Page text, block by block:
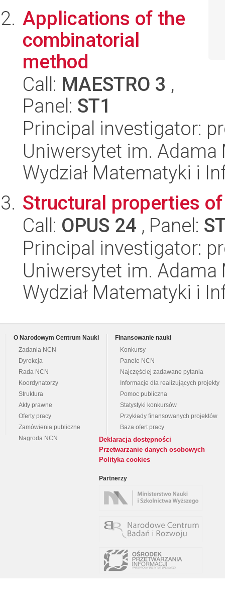
Applications of the
combinatorial
method
Call: MAESTRO 3 ,
Panel: ST1
Principal investigator:
Uniwersytet im.
Wydział Matematyki i
Structural properties
Call: OPUS 24 , Panel:
Principal investigator:
Uniwersytet im.
Wydział Matematyki i
O Narodowym Centrum Nauki
Zadania NCN
Dyrekcja
Rada NCN
Koordynatorzy
Struktura
Akty prawne
Oferty pracy
Zamówienia publiczne
Nagroda NCN
Finansowanie nauki
Konkursy
Panele NCN
Najczęściej zadawane pytania
Informacje dla realizujących projekty
Pomoc publiczna
Statystyki konkursów
Przykłady finansowanych projektów
Baza ofert pracy
Deklaracja dostępności
Przetwarzanie danych osobowych
Polityka cookies
Partnerzy